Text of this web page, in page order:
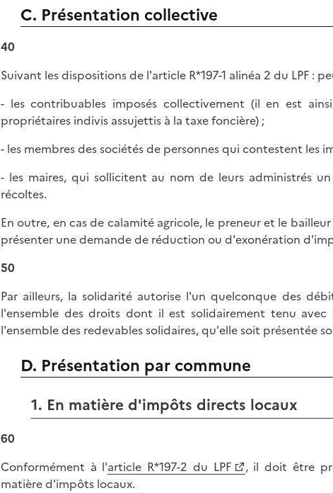
C. Présentation collective
40
Suivant les dispositions de l'article R*197-1 alinéa 2 du LPF :
- les contribuables imposés collectivement (il en est
propriétaires indivis assujettis à la taxe foncière) ;
- les membres des sociétés de personnes qui contestent les
- les maires, qui sollicitent au nom de leurs administrés
récoltes.
En outre, en cas de calamité agricole, le preneur et le
présenter une demande de réduction ou d'exonération
50
Par ailleurs, la solidarité autorise l'un quelconque des
l'ensemble des droits dont il est solidairement tenu
l'ensemble des redevables solidaires, qu'elle soit présentée
D. Présentation par commune
1. En matière d'impôts directs locaux
60
Conformément à l'article R*197-2 du LPF
, il doit être
matière d'impôts locaux.